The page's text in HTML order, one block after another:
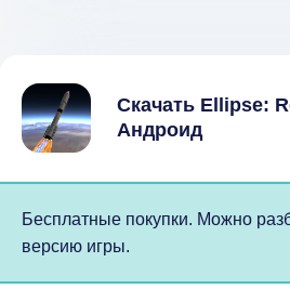
Скачать Ellipse:
Андроид
Бесплатные покупки. Можно
версию игры.